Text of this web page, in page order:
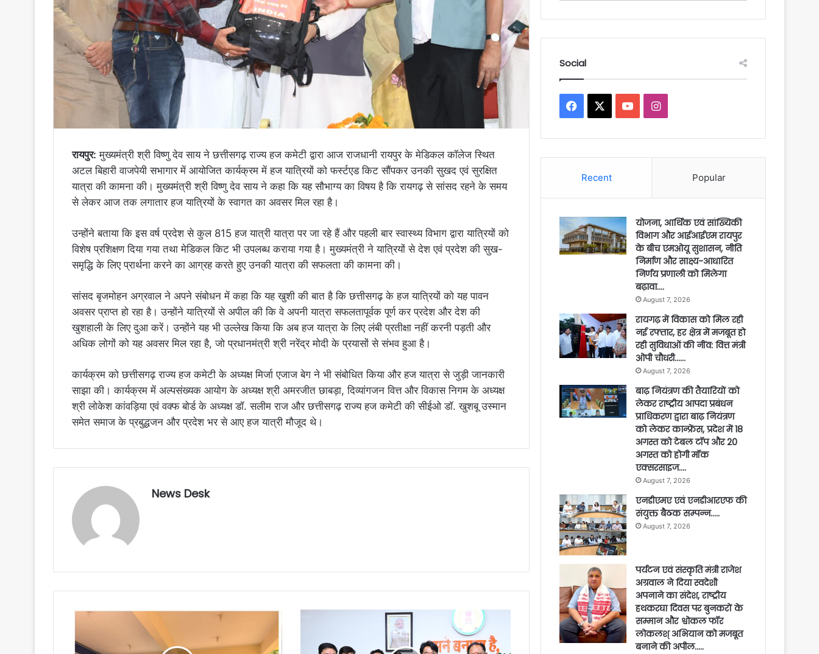
रायपुर: मुख्यमंत्री श्री विष्णु देव साय ने छत्तीसगढ़ राज्य हज कमेटी द्वारा आज राजधानी रायपुर के मेडिकल कॉलेज स्थित
अटल बिहारी वाजपेयी सभागार में आयोजित कार्यक्रम में हज यात्रियों को फर्स्टएड किट सौंपकर उनकी सुखद एवं सुरक्षित
यात्रा की कामना की। मुख्यमंत्री श्री विष्णु देव साय ने कहा कि यह सौभाग्य का विषय है कि रायगढ़ से सांसद रहने के समय
से लेकर आज तक लगातार हज यात्रियों के स्वागत का अवसर मिल रहा है।
उन्होंने बताया कि इस वर्ष प्रदेश से कुल 815 हज यात्री यात्रा पर जा रहे हैं और पहली बार स्वास्थ्य विभाग द्वारा यात्रियों को
विशेष प्रशिक्षण दिया गया तथा मेडिकल किट भी उपलब्ध कराया गया है। मुख्यमंत्री ने यात्रियों से देश एवं प्रदेश की सुख-
समृद्धि के लिए प्रार्थना करने का आग्रह करते हुए उनकी यात्रा की सफलता की कामना की।
सांसद बृजमोहन अग्रवाल ने अपने संबोधन में कहा कि यह खुशी की बात है कि छत्तीसगढ़ के हज यात्रियों को यह पावन
अवसर प्राप्त हो रहा है। उन्होंने यात्रियों से अपील की कि वे अपनी यात्रा सफलतापूर्वक पूर्ण कर प्रदेश और देश की
खुशहाली के लिए दुआ करें। उन्होंने यह भी उल्लेख किया कि अब हज यात्रा के लिए लंबी प्रतीक्षा नहीं करनी पड़ती और
अधिक लोगों को यह अवसर मिल रहा है, जो प्रधानमंत्री श्री नरेंद्र मोदी के प्रयासों से संभव हुआ है।
कार्यक्रम को छत्तीसगढ़ राज्य हज कमेटी के अध्यक्ष मिर्जा एजाज बेग ने भी संबोधित किया और हज यात्रा से जुड़ी जानकारी
साझा की। कार्यक्रम में अल्पसंख्यक आयोग के अध्यक्ष श्री अमरजीत छाबड़ा, दिव्यांगजन वित्त और विकास निगम के अध्यक्ष
श्री लोकेश कांवड़िया एवं वक्फ बोर्ड के अध्यक्ष डॉ. सलीम राज और छत्तीसगढ़ राज्य हज कमेटी की सीईओ डॉ. खुशबू उस्मान
समेत समाज के प्रबुद्धजन और प्रदेश भर से आए हज यात्री मौजूद थे।
News Desk
Social
Facebook YouTubeInstagram
Recent Popular
योजना, आर्थिक एवं सांख्यिकी
विभाग और आईआईएम रायपुर
के बीच एमओयू सुशासन, नीति
निर्माण और साक्ष्य-आधारित
निर्णय प्रणाली को मिलेगा
बढ़ावा….
August 7, 2026
रायगढ़ में विकास को मिल रही
नई रफ्तार, हर क्षेत्र में मजबूत हो
रही सुविधाओं की नींव: वित्त मंत्री
ओपी चौधरी……
August 7, 2026
बाढ़ नियंत्रण की तैयारियों को
लेकर राष्ट्रीय आपदा प्रबंधन
प्राधिकरण द्वारा बाढ़ नियंत्रण
को लेकर कान्फ्रेंस, प्रदेश में 18
अगस्त को टेबल टॉप और 20
अगस्त को होगी मॉक
एक्सरसाइज….
August 7, 2026
एनडीएमए एवं एनडीआरएफ की
संयुक्त बैठक सम्पन्न…..
August 7, 2026
पर्यटन एवं संस्कृति मंत्री राजेश
अग्रवाल ने दिया स्वदेशी
अपनाने का संदेश, राष्ट्रीय
हथकरघा दिवस पर बुनकरों के
सम्मान और श्वोकल फॉर
लोकलश् अभियान को मजबूत
बनाने की अपील…..